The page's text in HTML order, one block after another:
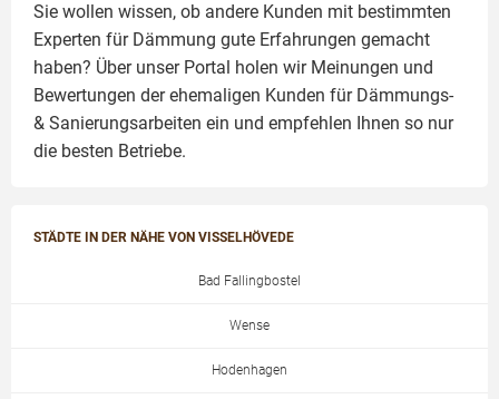
Sie wollen wissen, ob andere Kunden mit bestimmten
Experten für Dämmung gute Erfahrungen gemacht
haben? Über unser Portal holen wir Meinungen und
Bewertungen der ehemaligen Kunden für Dämmungs-
& Sanierungsarbeiten ein und empfehlen Ihnen so nur
die besten Betriebe.
STÄDTE IN DER NÄHE VON VISSELHÖVEDE
Bad Fallingbostel
Wense
Hodenhagen